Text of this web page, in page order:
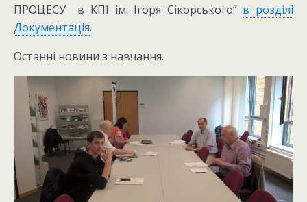
ПРОЦЕСУ в КПІ ім. Ігоря Сікорського” в розділі
Документація.
Останні новини з навчання.